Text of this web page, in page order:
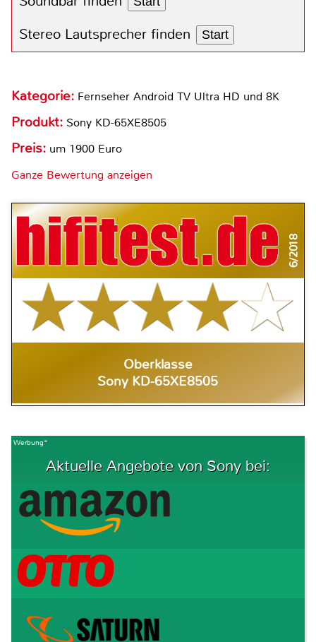
Stereo Lautsprecher finden Start
Kategorie: Fernseher Android TV Ultra HD und 8K
Produkt: Sony KD-65XE8505
Preis: um 1900 Euro
Ganze Bewertung anzeigen
6/2018
Oberklasse
Sony KD-65XE8505
Werbung*
Aktuelle Angebote von Sony bei: